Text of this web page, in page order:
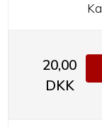
20,00
DKK